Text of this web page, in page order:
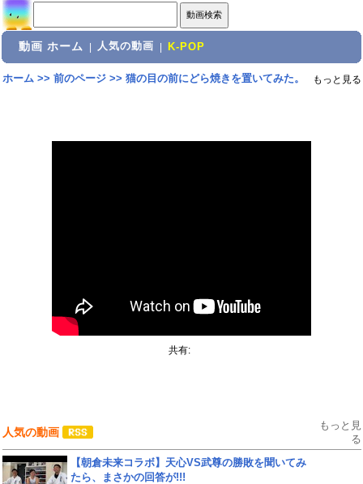
動画 ホーム 人気の動画 K-POP
ホーム>> 前のページ>> 猫の目の前にどら焼きを置いてみた。 もっと見る
共有:
人気の動画
もっと見
る
【朝倉未来コラボ】天心VS武尊の勝敗を聞いてみ
たら、まさかの回答が!!!